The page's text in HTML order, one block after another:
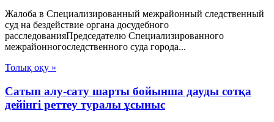
Жалоба в Специализированный межрайонный следственный
суд на бездействие органа досудебного
расследованияПредседателю Специализированного
межрайонногоследственного суда города...
Толық оқу »
Сатып алу-сату шарты бойынша дауды сотқа
дейінгі реттеу туралы ұсыныс